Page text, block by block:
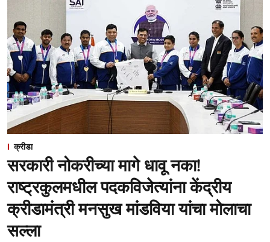
क्रीडा
सरकारी नोकरीच्या मागे धावू नका!
राष्ट्रकुलमधील पदकविजेत्यांना केंद्रीय
क्रीडामंत्री मनसुख मांडविया यांचा मोलाचा
सल्ला